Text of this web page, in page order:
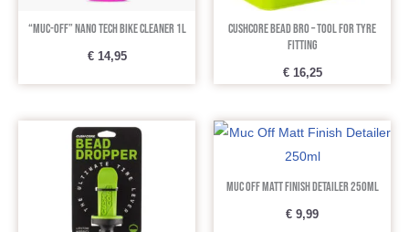
“Muc-Off” Nano Tech Bike Cleaner 1L
€14,95
CushCore Bead Bro – Tool for Tyre
fitting
€16,25
Muc Off Matt Finish Detailer 250ml
€ 9,99